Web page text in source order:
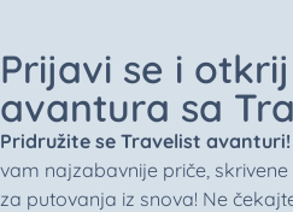
Prijavi se i
avantura sa
Pridružite se Travelist avanturi!
vam najzabavnije priče,
za putovanja iz snova! Ne